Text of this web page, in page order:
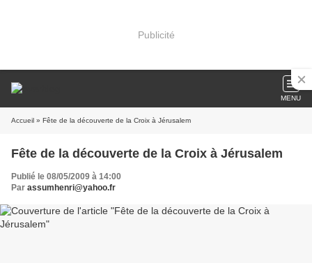
Publicité
MENU
Accueil » Fête de la découverte de la Croix à Jérusalem
Fête de la découverte de la Croix à Jérusalem
Publié le 08/05/2009 à 14:00
Par assumhenri@yahoo.fr